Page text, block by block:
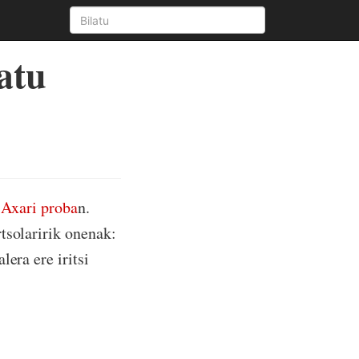
Axari proban.
onenak:
ere iritsi